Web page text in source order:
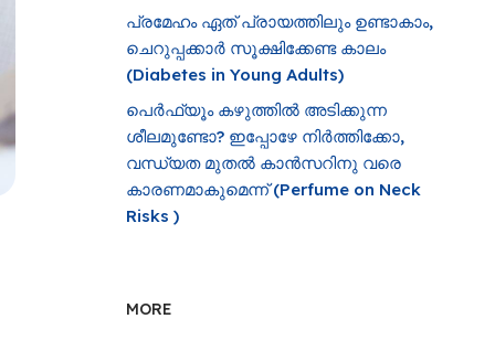
പ്രമേഹം ഏത് പ്രായത്തിലും ഉണ്ടാകാം,
ചെറുപ്പക്കാർ സൂക്ഷിക്കേണ്ട കാലം
(Diabetes in Young Adults)
പെർഫ്യൂം കഴുത്തിൽ അടിക്കുന്ന
ശീലമുണ്ടോ? ഇപ്പോഴേ നിർത്തിക്കോ,
വന്ധ്യത മുതൽ കാൻസറിനു വരെ
കാരണമാകുമെന്ന് (Perfume on Neck
Risks )
MORE